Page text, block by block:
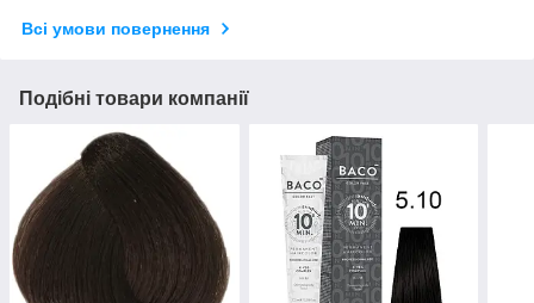
Всі умови повернення
Подібні товари компанії